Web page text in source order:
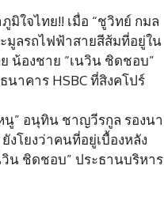
มิใจไทย!! เมื่อ “ชูวิทย์ กมล
ะมูลรถไฟฟ้าสายสีส้มที่อยู่ใน
น้องชาย “เนวิน ชิดชอบ”
นาคาร HSBC ที่สิงคโปร์
นู” อนุทิน ชาญวีรกูล รองนา
โยงว่าคนที่อยู่เบื้องหลัง
น ชิดชอบ” ประธานบริหาร